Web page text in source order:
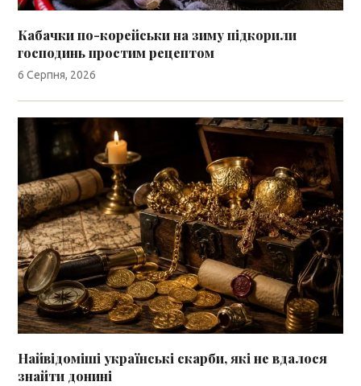
Кабачки по-корейськи на зиму підкорили
господинь простим рецептом
6 Серпня, 2026
Найвідоміші українські скарби, які не вдалося
знайти донині